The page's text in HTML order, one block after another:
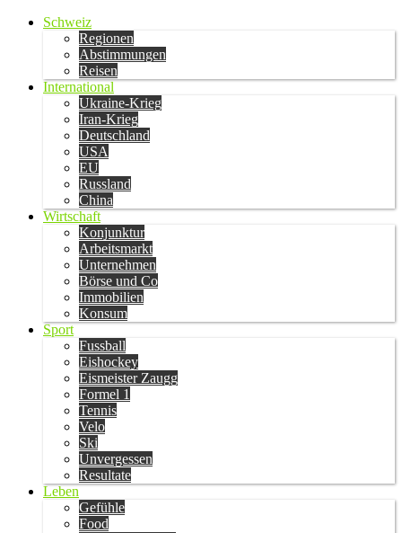
Schweiz
Regionen
Abstimmungen
Reisen
International
Ukraine-Krieg
Iran-Krieg
Deutschland
USA
EU
Russland
China
Wirtschaft
Konjunktur
Arbeitsmarkt
Unternehmen
Börse und Co
Immobilien
Konsum
Sport
Fussball
Eishockey
Eismeister Zaugg
Formel 1
Tennis
Velo
Ski
Unvergessen
Resultate
Leben
Gefühle
Food